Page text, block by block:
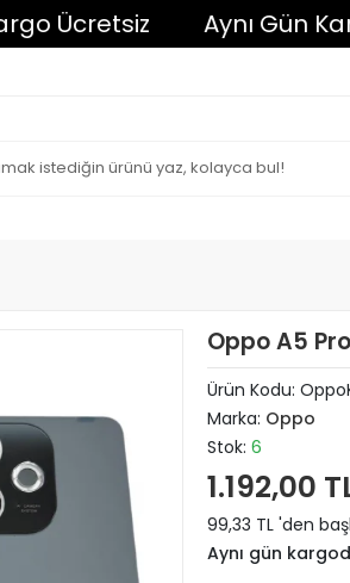
Aynı Gün Kargo
Oppo A5
Ürün Kodu:
Marka: Oppo
Stok: 6
1.192,00
99,33 TL 'den
Aynı gün